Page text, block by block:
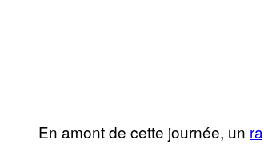
En amont de cette journée, un